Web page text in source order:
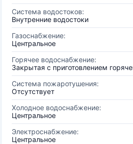
Система водостоков:
Внутренние водостоки
Газоснабжение:
Центральное
Горячее водоснабжение:
Закрытая с приготовлением
Система пожаротушения:
Отсутствует
Холодное водоснабжение:
Центральное
Электроснабжение:
Центральное